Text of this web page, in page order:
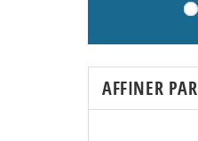
AFFINER PAR